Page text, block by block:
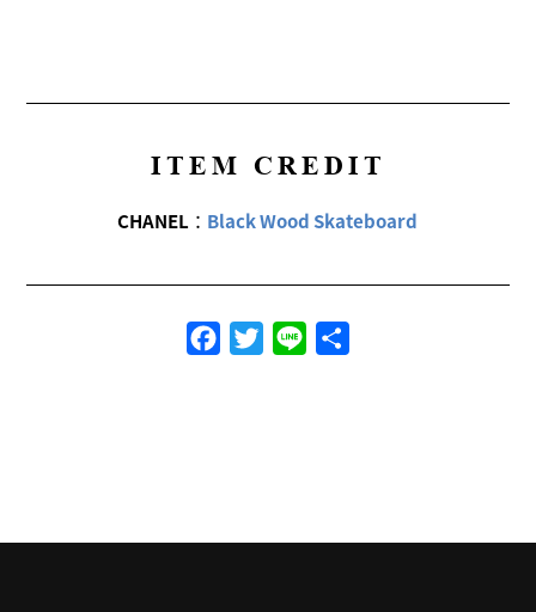
ITEM CREDIT
CHANEL ： Black Wood Skateboard
FacebookTwitterLine